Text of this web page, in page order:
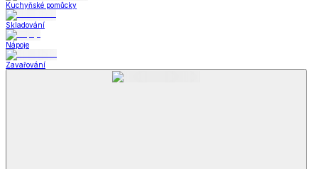
Kuchyňské pomůcky
Skladování
Nápoje
Zavařování